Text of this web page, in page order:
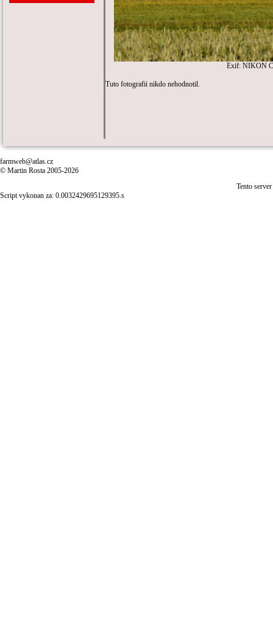
Exif: NIKON
Tuto fotografii nikdo nehodnotil.
farmweb@atlas.cz
© Martin Rosta 2005-2026
Tento
Script vykonan za: 0.0032429695129395.s